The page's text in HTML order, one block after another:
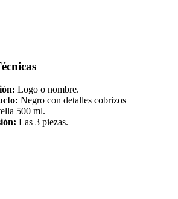
Logo o nombre.
Negro con detalles cobrizos
500 ml.
Las 3 piezas.